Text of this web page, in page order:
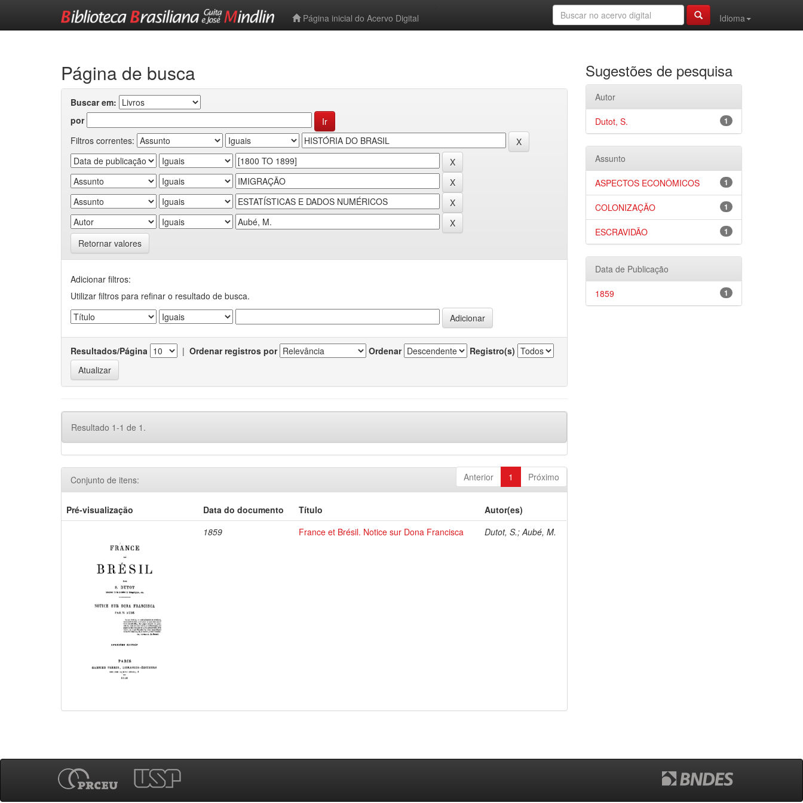
Página inicial do Acervo Digital
Idioma
Página de busca
Buscar em:
por
Filtros correntes:
Retornar valores
Adicionar filtros:
Utilizar filtros para refinar o resultado de busca.
Resultados/Página | Ordenar registros por Ordenar Registro(s)
Resultado 1-1 de 1.
Anterior 1 Próximo
Conjunto de itens:
Pré-visualização Data do documento Título
Autor(es)
1859
France et Brésil. Notice sur Dona Francisca Dutot, S.; Aubé, M.
Sugestões de pesquisa
Autor
1
Dutot, S.
Assunto
1
ASPECTOS ECONÔMICOS
1
COLONIZAÇÃO
1
ESCRAVIDÃO
Data de Publicação
1
1859